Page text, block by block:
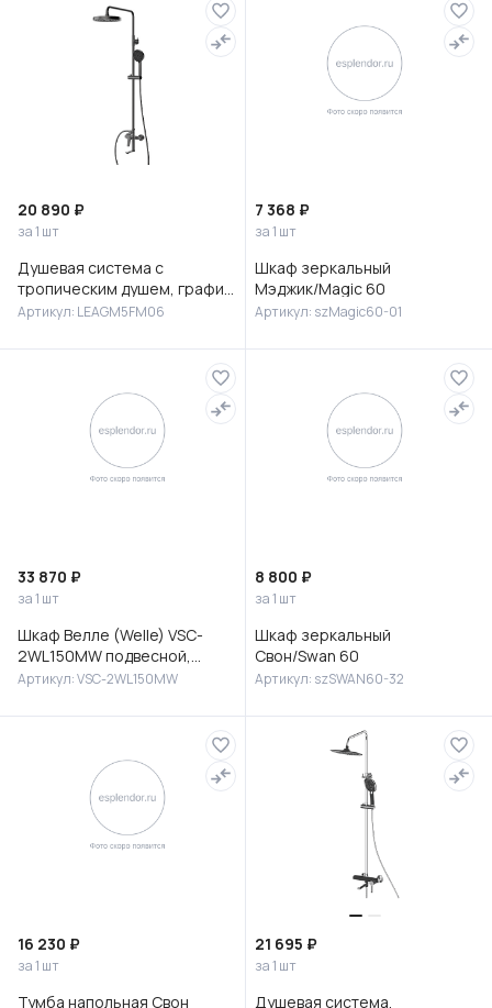
20 890 ₽
за 1 шт
Душевая система с
тропическим душем, графит,
Лип (Leap), Milardo,
Артикул: LEAGM5FM06
7 368 ₽
за 1 шт
Шкаф зеркальный
Мэджик/Magic 60
Артикул: szMagic60-01
33 870 ₽
за 1 шт
Шкаф Велле (Welle) VSC-
2WL150MW подвесной,
1500*350*300, Белый
Артикул: VSC-2WL150MW
8 800 ₽
за 1 шт
Шкаф зеркальный
Свон/Swan 60
Артикул: szSWAN60-32
16 230 ₽
за 1 шт
Тумба напольная Свон
21 695 ₽
за 1 шт
Душевая система,